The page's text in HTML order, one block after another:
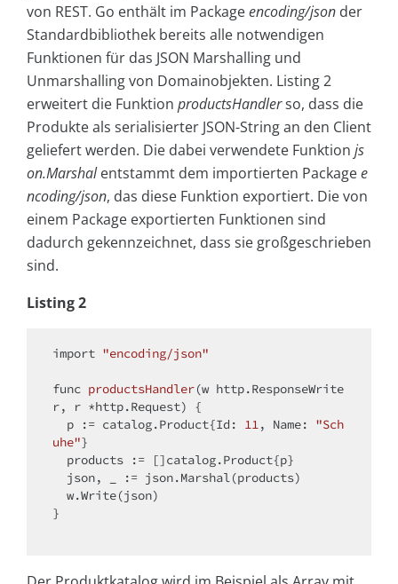
von REST. Go enthält im Packageencoding/json der
Standardbibliothek bereits alle notwendigen
Funktionen für das JSON Marshalling und
Unmarshalling von Domainobjekten. Listing 2
erweitert die Funktion productsHandlerso, dass die
Produkte als serialisierter JSON-String an den Client
geliefert werden. Die dabei verwendete Funktion js
on.Marshalentstammt dem importierten Packagee
ncoding/json, das diese Funktion exportiert. Die von
einem Package exportierten Funktionen sind
dadurch gekennzeichnet, dass sie großgeschrieben
sind.
Listing 2
import "encoding/json"
func productsHandler(w http.ResponseWrite
r, r *http.Request)
{
  p := catalog.Product{Id:
11, Name: "Sch
uhe"}
}